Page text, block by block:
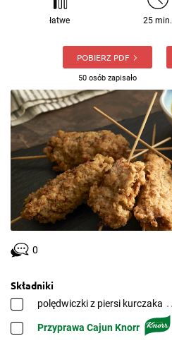
łatwe 25 min.
POBIERZ PDF
50 osób zapisało
0
Składniki
polędwiczki z piersi kurczaka
Przyprawa Cajun Knorr